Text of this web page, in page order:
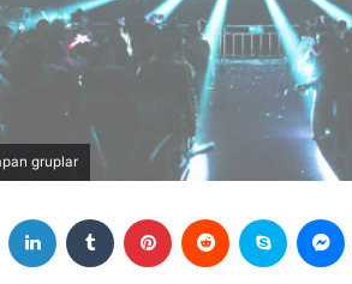
gruplar
LinkedIn Tumblr Pinterest Reddit Skype